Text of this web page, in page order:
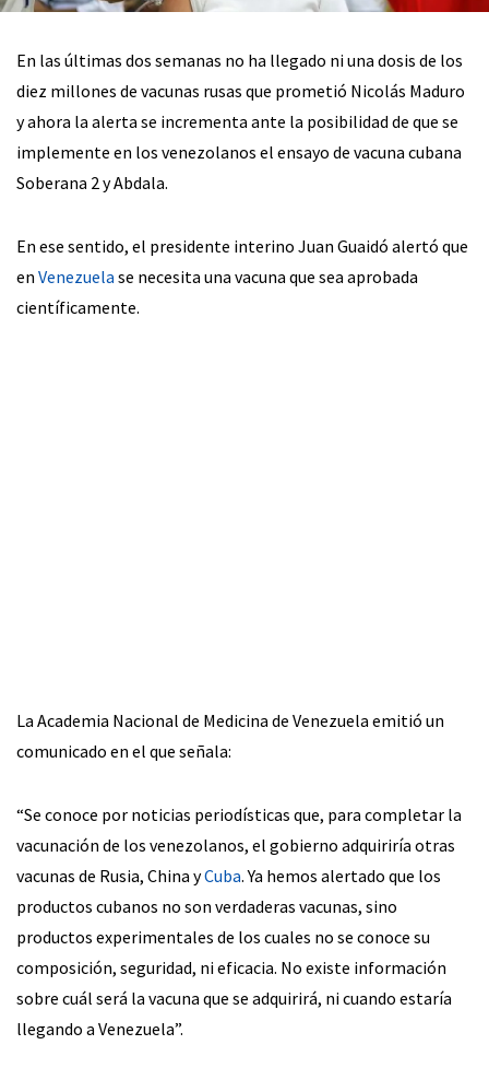
En las últimas dos semanas no ha llegado ni una dosis de los
diez millones de vacunas rusas que prometió Nicolás Maduro
y ahora la alerta se incrementa ante la posibilidad de que se
implemente en los venezolanos el ensayo de vacuna cubana
Soberana 2 y Abdala.
En ese sentido, el presidente interino Juan Guaidó alertó que
en Venezuela se necesita una vacuna que sea aprobada
científicamente.
La Academia Nacional de Medicina de Venezuela emitió un
comunicado en el que señala:
“Se conoce por noticias periodísticas que, para completar la
vacunación de los venezolanos, el gobierno adquiriría otras
vacunas de Rusia, China yCuba. Ya hemos alertado que los
productos cubanos no son verdaderas vacunas, sino
productos experimentales de los cuales no se conoce su
composición, seguridad, ni eficacia. No existe información
sobre cuál será la vacuna que se adquirirá, ni cuando estaría
llegando a Venezuela”.